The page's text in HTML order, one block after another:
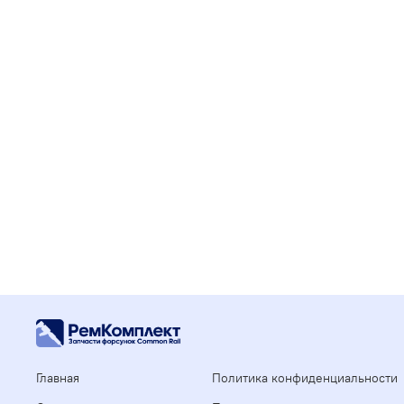
Главная
Политика конфиденциальности